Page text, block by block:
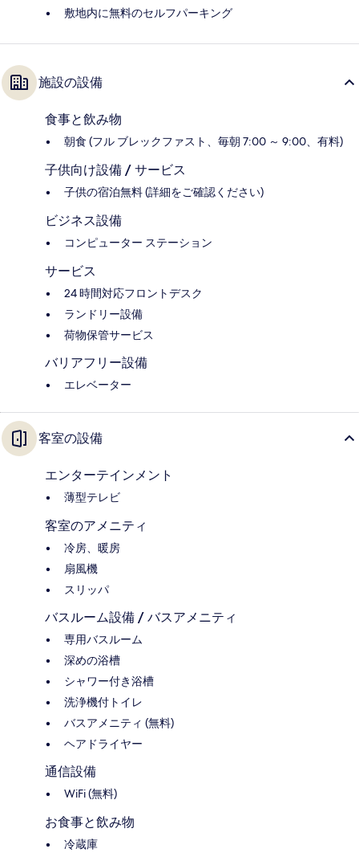
敷地内に無料のセルフパーキング
施設の設備
食事と飲み物
朝食 (フル ブレックファスト、毎朝 7:00 ～ 9:00、有料)
子供向け設備 / サービス
子供の宿泊無料 (詳細をご確認ください)
ビジネス設備
コンピューター ステーション
サービス
24 時間対応フロントデスク
ランドリー設備
荷物保管サービス
バリアフリー設備
エレベーター
客室の設備
エンターテインメント
薄型テレビ
客室のアメニティ
冷房、暖房
扇風機
スリッパ
バスルーム設備 / バスアメニティ
専用バスルーム
深めの浴槽
シャワー付き浴槽
洗浄機付トイレ
バスアメニティ (無料)
ヘアドライヤー
通信設備
WiFi (無料)
お食事と飲み物
冷蔵庫